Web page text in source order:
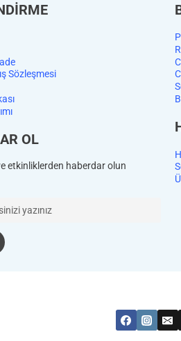
Sözleşmesi
OL
etkinliklerden haberdar olun